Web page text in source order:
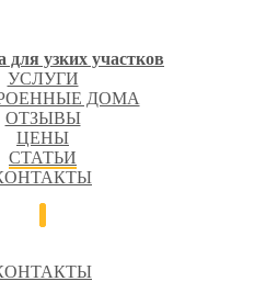
для узких участков
УСЛУГИ
ДОМА
ОТЗЫВЫ
ЦЕНЫ
СТАТЬИ